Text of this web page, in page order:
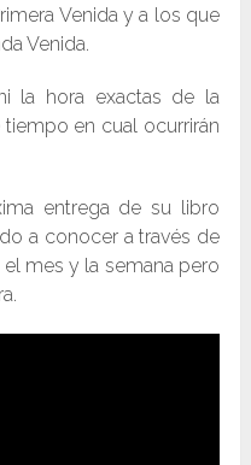
Venida y a los que
Venida.
la hora exactas de la
en cual ocurrirán
entrega de su libro
a conocer a través de
mes y la semana pero